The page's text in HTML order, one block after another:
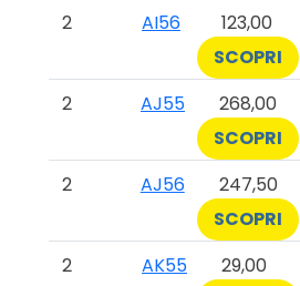
2
AI56 123,00
SCOPRI
2
AJ55 268,00
SCOPRI
2
AJ56 247,50
SCOPRI
2
AK55 29,00